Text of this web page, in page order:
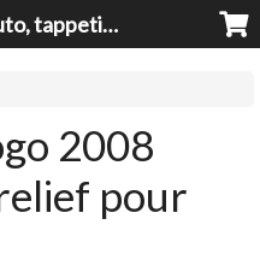
Braccioli per auto, tappeti auto, accessori auto MADE IN ITALY - Armrests, Mittelarmlehnen, Accoundoirs
2008
pour